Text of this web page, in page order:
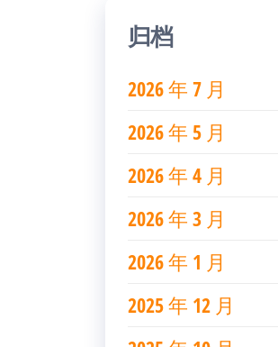
归档
2026 年 7 月
2026 年 5 月
2026 年 4 月
2026 年 3 月
2026 年 1 月
2025 年 12 月